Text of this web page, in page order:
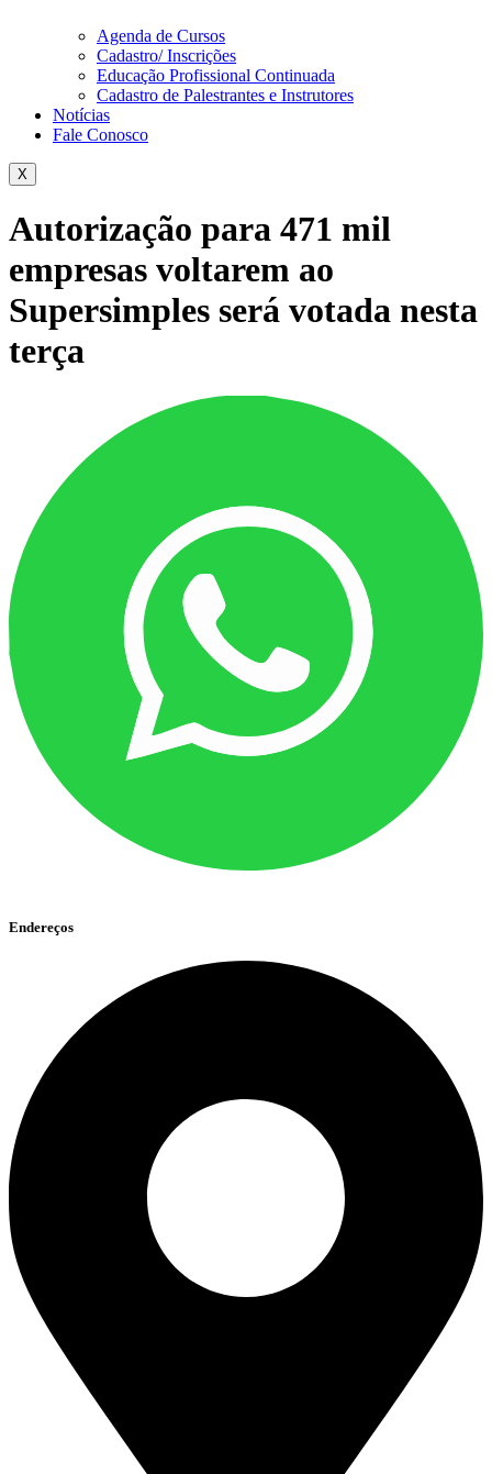
Agenda de Cursos
Cadastro/ Inscrições
Educação Profissional Continuada
Cadastro de Palestrantes e Instrutores
Notícias
Fale Conosco
X
Autorização para 471 mil
empresas voltarem ao
Supersimples será votada nesta
terça
Endereços